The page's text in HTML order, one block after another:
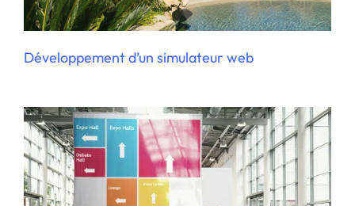
Développement d’un simulateur web
Organisation d’un salon professionnel en
ligne